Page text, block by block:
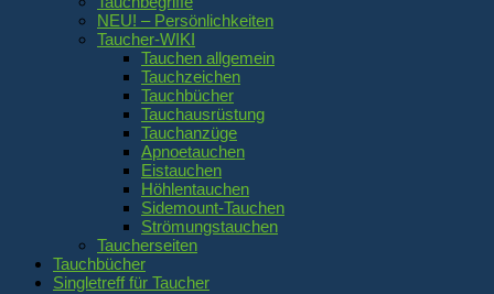
NEU! – Persönlichkeiten
Taucher-WIKI
Tauchen allgemein
Tauchzeichen
Tauchbücher
Tauchausrüstung
Tauchanzüge
Apnoetauchen
Eistauchen
Höhlentauchen
Sidemount-Tauchen
Strömungstauchen
Taucherseiten
Tauchbücher
Singletreff für Taucher